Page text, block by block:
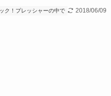
ク！プレッシャーの中で 2018/06/09